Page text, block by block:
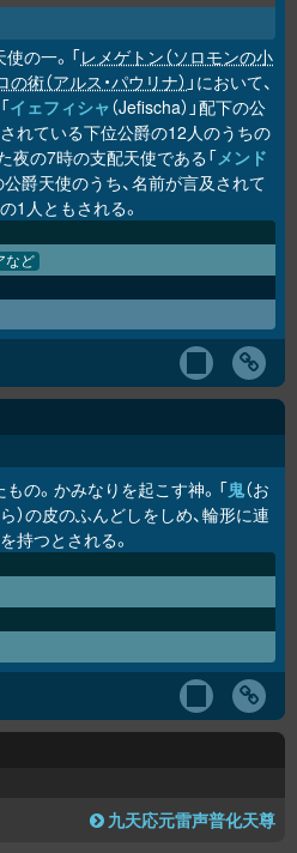
の一。「レメゲトン（ソロモンの小
術（アルス・パウリナ） 」において、
イェフィシャ（Jefischa）」配下の公
れている下位公爵の12人のうちの
た夜の7時の支配天使である「メンド
公爵天使のうち、名前が言及されて
1人ともされる。
など
の。かみなりを起こす神。「鬼（お
）の皮のふんどしをしめ、輪形に連
持つとされる。
九天応元雷声普化天尊